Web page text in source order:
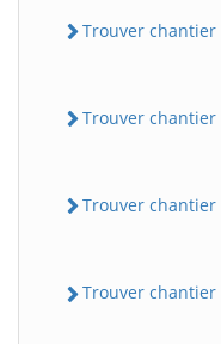
Trouver chantier
Trouver chantier
Trouver chantier
Trouver chantier